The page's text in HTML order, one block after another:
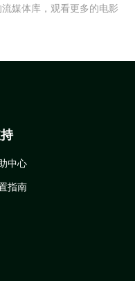
媒体库，观看更多的电影
中心
指南